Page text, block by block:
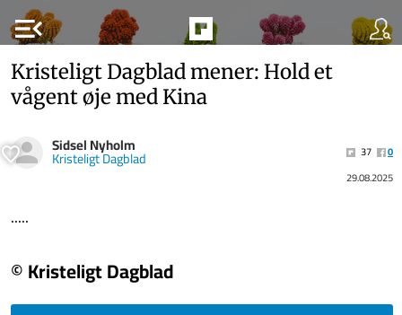
menu_open
Kristeligt Dagblad mener: Hold et
vågent øje med Kina
Sidsel Nyholm
Kristeligt Dagblad 37
0
29.08.2025
.....
© Kristeligt Dagblad